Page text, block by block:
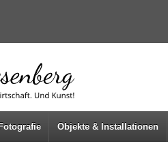
Objekte & Installationen